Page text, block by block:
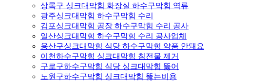
상록구 싱크대막힘 화장실 하수구막힘 역류
광주싱크대막힘 하수구막힘 수리
김포싱크대막힘 공장 하수구막힘 수리 공사
일산싱크대막힘 하수구막힘 수리 공사업체
용산구싱크대막힘 식당 하수구막힘 약품 안돼요
이천하수구막힘 싱크대막힘 침전물 제거
구로구하수구막힘 식당 싱크대막힘 뚫어
노원구하수구막힘 싱크대막힘 뚫는비용